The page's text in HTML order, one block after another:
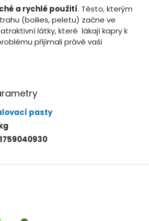
a rychlé použití. Těsto, kterým
(boilies, peletu) začne ve
látky, které lákají kapry k
přijímali právě vaši
pasty